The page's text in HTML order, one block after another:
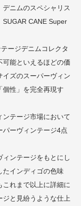
ニムのスペシャリス
SUGAR CANE Super
ージデニムコレクタ
可能といえるほどの価
ズのスーパーヴィン
個性」を完全再現す
ンテージ市場において
ーヴィンテージ4点
ンテージをもとにし
たインディゴの色味
れまで以上に詳細に
と見紛うような仕上